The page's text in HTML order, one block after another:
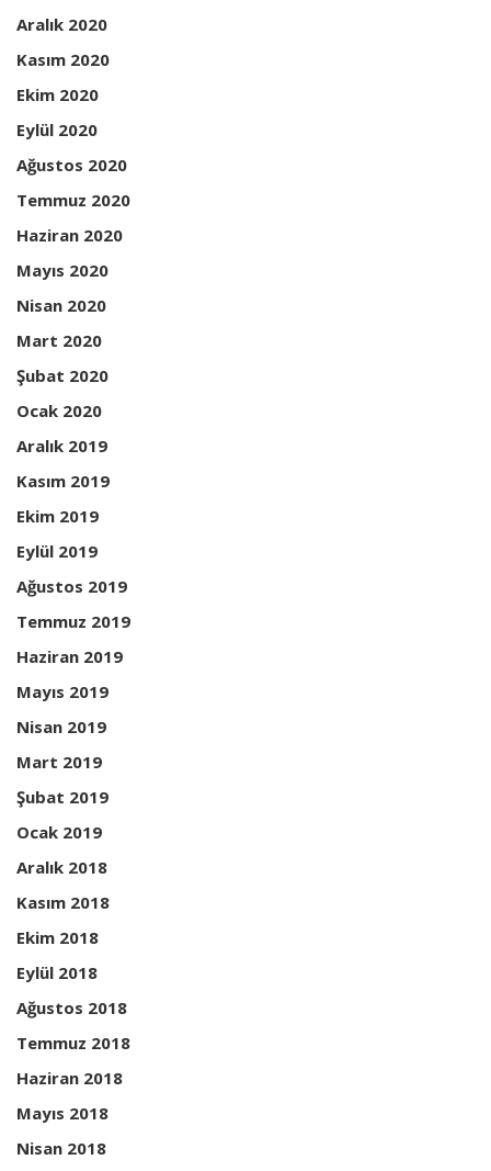
Aralık 2020
Kasım 2020
Ekim 2020
Eylül 2020
Ağustos 2020
Temmuz 2020
Haziran 2020
Mayıs 2020
Nisan 2020
Mart 2020
Şubat 2020
Ocak 2020
Aralık 2019
Kasım 2019
Ekim 2019
Eylül 2019
Ağustos 2019
Temmuz 2019
Haziran 2019
Mayıs 2019
Nisan 2019
Mart 2019
Şubat 2019
Ocak 2019
Aralık 2018
Kasım 2018
Ekim 2018
Eylül 2018
Ağustos 2018
Temmuz 2018
Haziran 2018
Mayıs 2018
Nisan 2018